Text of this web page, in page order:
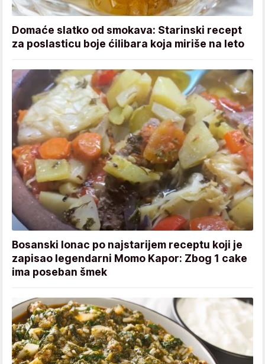
Domaće slatko od smokava: Starinski recept
za poslasticu boje ćilibara koja miriše na leto
Bosanski lonac po najstarijem receptu koji je
zapisao legendarni Momo Kapor: Zbog 1 cake
ima poseban šmek